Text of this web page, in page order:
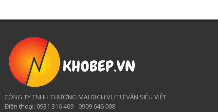
CÔNG TY TNHH THƯƠNG MẠI DỊCH VỤ TƯ VẤN SIÊU VIỆT
​Điện thoại: 0931 316 409 - 0909 646 008